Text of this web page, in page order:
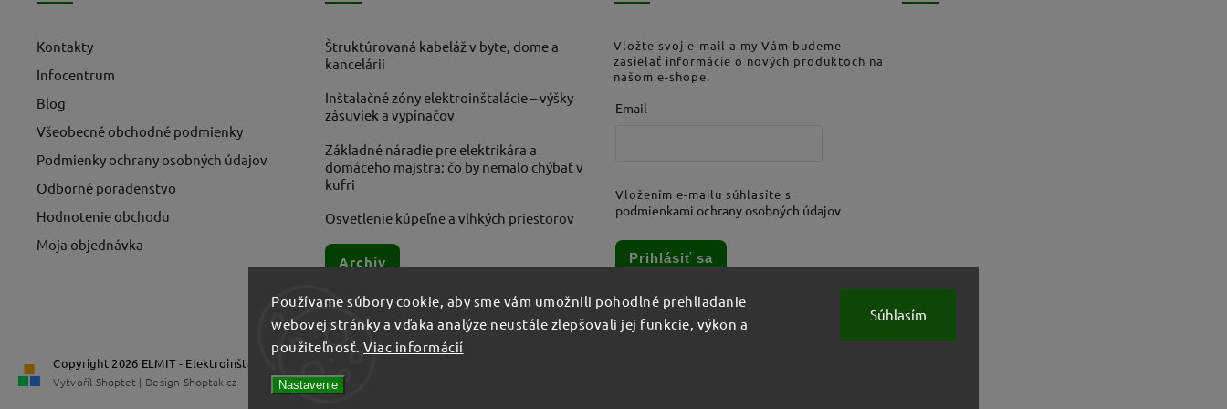
Používame súbory cookie, aby sme vám umožnili pohodlné prehliadanie
webovej stránky a vďaka analýze neustále zlepšovali jej funkcie, výkon a
použiteľnosť. Viac informácií
Nastavenie
Súhlasím
Kontakty
Infocentrum
Blog
Všeobecné obchodné podmienky
Podmienky ochrany osobných údajov
Odborné poradenstvo
Hodnotenie obchodu
Moja objednávka
Štruktúrovaná kabeláž v byte, dome a
kancelárii
Inštalačné zóny elektroinštalácie – výšky
zásuviek a vypínačov
Základné náradie pre elektrikára a
domáceho majstra: čo by nemalo chýbať v
kufri
Osvetlenie kúpeľne a vlhkých priestorov
Archív
Vložte svoj e-mail a my Vám budeme
zasielať informácie o nových produktoch na
našom e-shope.
Email
Vložením e-mailu súhlasíte s
podmienkami ochrany osobných údajov
Prihlásiť sa
Copyright 2026 ELMIT - Elektroinštalačný materiál, svietidlá
Vytvořil Shoptet | Design Shoptak.cz